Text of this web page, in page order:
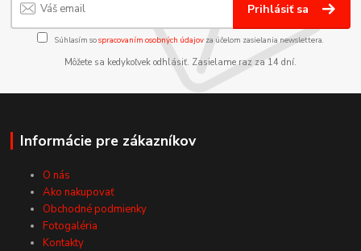
Prihlásiť sa
Súhlasím sospracovaním osobných údajov za účelom zasielania newslettera.
Môžete sa kedykoľvek odhlásiť. Zasielame raz za 14 dní.
Informácie pre zákazníkov
O nás
Ako nakupovať
Obchodné podmienky
Fotogaléria
Kontakty